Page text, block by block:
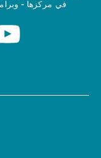
في مركزها -